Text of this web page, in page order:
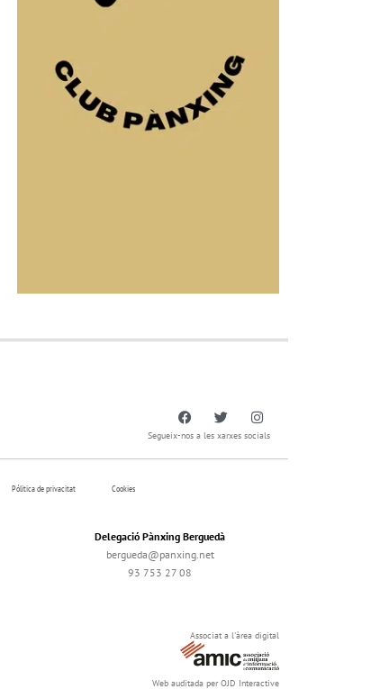
Segueix-nos a les xarxes socials
Pólitica de privacitat Cookies
Delegació Pànxing Berguedà
bergueda@panxing.net
93 753 27 08
Associat a l'àrea digital
Web auditada per OJD Interactive